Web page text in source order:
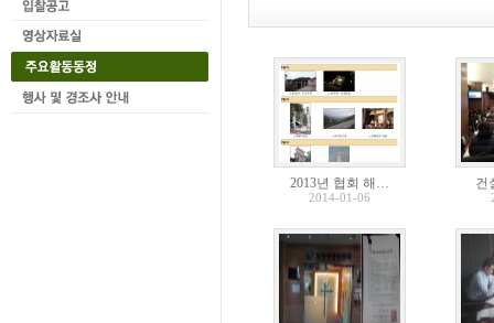
2013년 협회 해…
2014-01-06
건